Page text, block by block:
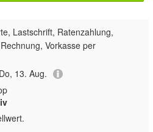
Lastschrift, Ratenzahlung,
Vorkasse per
13. Aug.